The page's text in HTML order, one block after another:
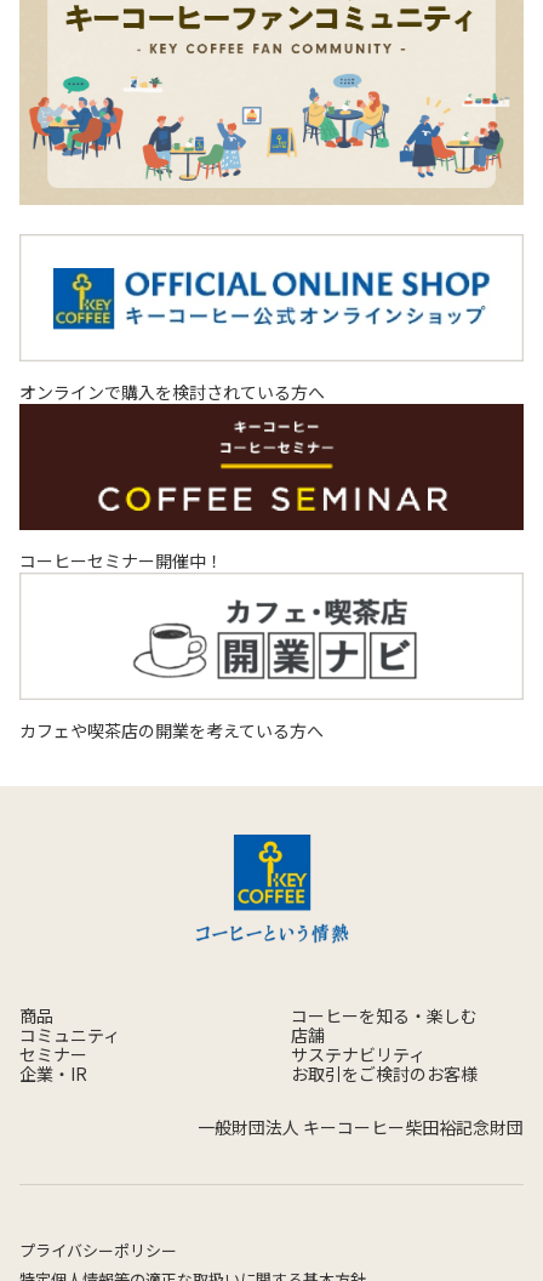
オンラインで購入を検討されている方へ
コーヒーセミナー開催中！
カフェや喫茶店の開業を考えている方へ
商品
コーヒーを知る・楽しむ
コミュニティ
店舗
セミナー
サステナビリティ
企業・IR
お取引をご検討のお客様
一般財団法人 キーコーヒー柴田裕記念財団
プライバシーポリシー